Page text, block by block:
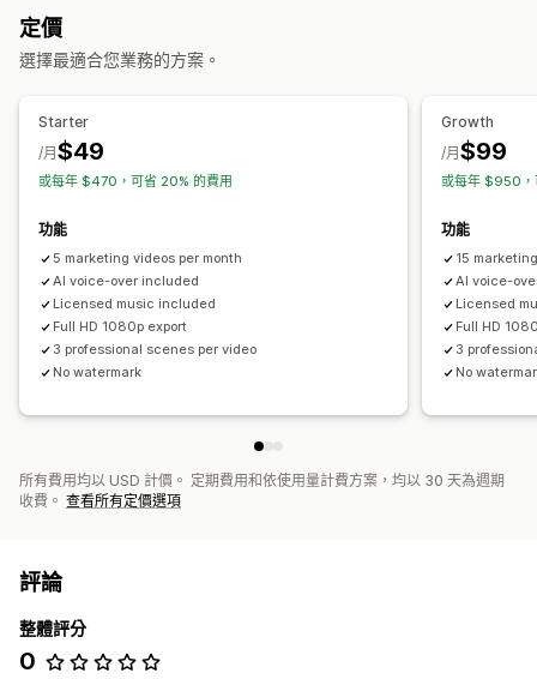
定價
選擇最適合您業務的方案。
Starter
$49
/月
或每年 $470，可省 20% 的費用
功能
5 marketing videos per month
AI voice-over included
Licensed music included
Full HD 1080p export
3 professional scenes per video
No watermark
Growth
$99
/月
或每年 $950，
功能
15
Al voice-
Licensed
Full HD
3
No
所有費用均以 USD 計價。 定期費用和依使用量計費方案，均以 30 天為週期
收費。 查看所有定價選項
評論
整體評分
0